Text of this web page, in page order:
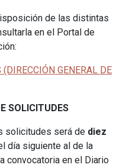
de las distintas
en el Portal de
GENERAL DE
SOLICITUDES
solicitudes será de diez
día siguiente al de la
convocatoria en el Diario